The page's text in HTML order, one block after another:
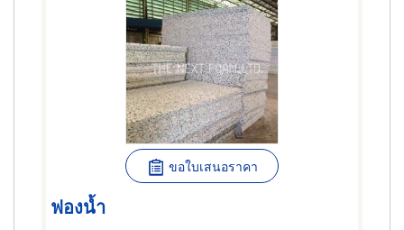
ขอใบเสนอราคา
ฟองน้ำ